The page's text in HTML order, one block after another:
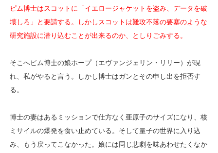
ピム博士はスコットに「イエロージャケットを盗み、データを破
壊しろ」と要請する。しかしスコットは難攻不落の要塞のような
研究施設に潜り込むことが出来るのか、としりごみする。
そこへピム博士の娘ホープ（エヴァンジェリン・リリー）が現
れ、私がやると言う。しかし博士はガンとその申し出を拒否す
る。
博士の妻はあるミッションで仕方なく亜原子のサイズになり、核
ミサイルの爆発を食い止めている。そして量子の世界に入り込
み、もう戻ってこなかった。娘には同じ悲劇を味あわせたくなか